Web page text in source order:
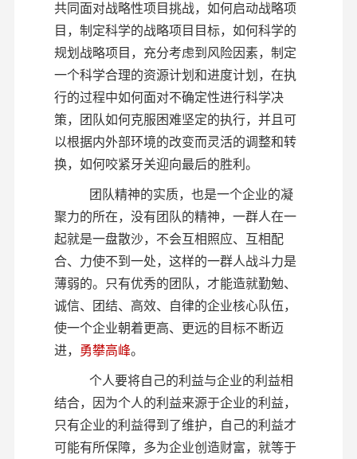
共同面对战略性项目挑战，如何启动战略项
目，制定科学的战略项目目标，如何科学的
规划战略项目，充分考虑到风险因素，制定
一个科学合理的资源计划和进度计划，在执
行的过程中如何面对不确定性进行科学决
策，团队如何克服困难坚定的执行，并且可
以根据内外部环境的改变而灵活的调整和转
换，如何咬紧牙关迎向最后的胜利。
团队精神的实质，也是一个企业的凝
聚力的所在，没有团队的精神，一群人在一
起就是一盘散沙，不会互相照应、互相配
合、力使不到一处，这样的一群人战斗力是
薄弱的。只有优秀的团队，才能造就勤勉、
诚信、团结、高效、自律的企业核心队伍，
使一个企业朝着更高、更远的目标不断迈
进， 勇攀高峰。
个人要将自己的利益与企业的利益相
结合，因为个人的利益来源于企业的利益，
只有企业的利益得到了维护，自己的利益才
可能有所保障，多为企业创造财富，就等于